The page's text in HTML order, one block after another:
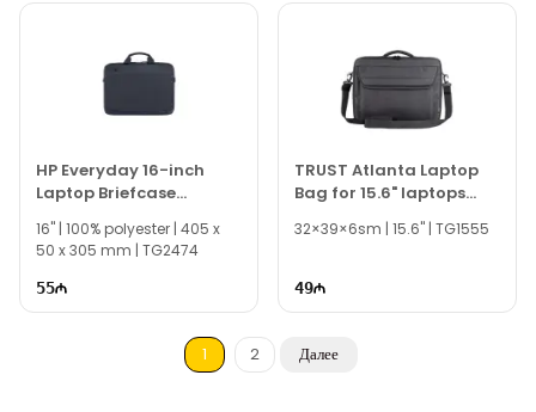
HP Everyday 16-inch
Laptop Briefcase
A08KHUT
16" | 100% polyester | 405 x
50 x 305 mm | TG2474
55
TRUST Atlanta Laptop
Bag for 15.6" laptops
32×39×6sm | 15.6" | TG1555
49
1 2 Далее